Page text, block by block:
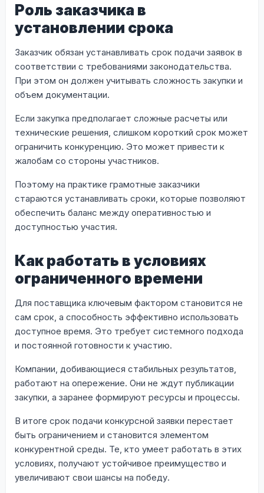
Роль заказчика в
установлении срока
Заказчик обязан устанавливать срок подачи заявок в
соответствии с требованиями законодательства.
При этом он должен учитывать сложность закупки и
объем документации.
Если закупка предполагает сложные расчеты или
технические решения, слишком короткий срок может
ограничить конкуренцию. Это может привести к
жалобам со стороны участников.
Поэтому на практике грамотные заказчики
стараются устанавливать сроки, которые позволяют
обеспечить баланс между оперативностью и
доступностью участия.
Как работать в условиях
ограниченного времени
Для поставщика ключевым фактором становится не
сам срок, а способность эффективно использовать
доступное время. Это требует системного подхода
и постоянной готовности к участию.
Компании, добивающиеся стабильных результатов,
работают на опережение. Они не ждут публикации
закупки, а заранее формируют ресурсы и процессы.
В итоге срок подачи конкурсной заявки перестает
быть ограничением и становится элементом
конкурентной среды. Те, кто умеет работать в этих
условиях, получают устойчивое преимущество и
увеличивают свои шансы на победу.